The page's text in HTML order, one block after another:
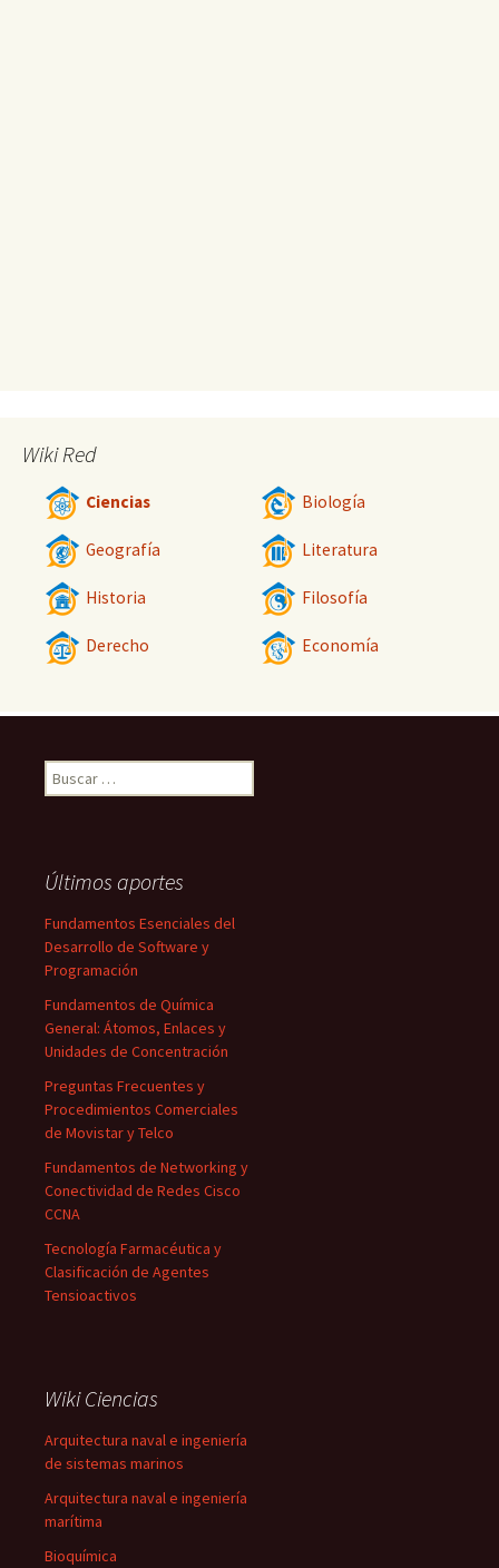
Wiki Red
Ciencias Biología
Geografía Literatura
Historia Filosofía
Derecho Economía
Buscar:
Últimos aportes
Fundamentos Esenciales del
Desarrollo de Software y
Programación
Fundamentos de Química
General: Átomos, Enlaces y
Unidades de Concentración
Preguntas Frecuentes y
Procedimientos Comerciales
de Movistar y Telco
Fundamentos de Networking y
Conectividad de Redes Cisco
CCNA
Tecnología Farmacéutica y
Clasificación de Agentes
Tensioactivos
Wiki Ciencias
Arquitectura naval e ingeniería
de sistemas marinos
Arquitectura naval e ingeniería
marítima
Bioquímica